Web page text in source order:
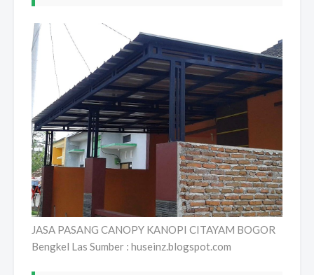
JASA PASANG CANOPY KANOPI CITAYAM BOGOR
Bengkel Las Sumber : huseinz.blogspot.com